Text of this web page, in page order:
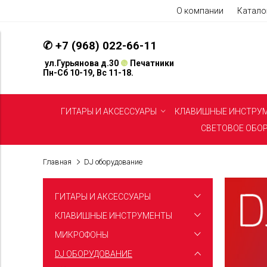
О компании
✆ +7 (968) 022-66-11
ул.Гурьянова д.30 ❿ Печатники
Пн-Сб 10-19, Вс 11-18.
ГИТАРЫ И АКСЕССУАРЫ КЛАВИШНЫЕ
СВЕТОВОЕ
Главная DJ оборудование
ГИТАРЫ И АКСЕССУАРЫ
Электрогитары
Акустические гитары
Бас-гитары
КЛАВИШНЫЕ ИНСТРУМЕНТЫ
Цифровые пианино
Синтезаторы
МИКРОФОНЫ
Вокальные микрофоны
DJ ОБОРУДОВАНИЕ